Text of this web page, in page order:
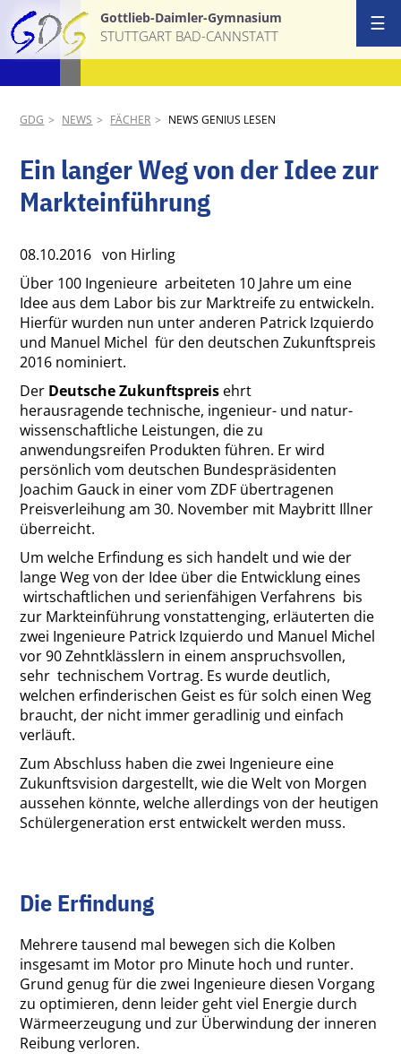
Gottlieb-Daimler-Gymnasium
STUTTGART BAD-CANNSTATT
GDG NEWS FÄCHER NEWS GENIUS LESEN
Ein langer Weg von der Idee zur
Markteinführung
08.10.2016 von Hirling
Über 100 Ingenieure arbeiteten 10 Jahre um eine
Idee aus dem Labor bis zur Marktreife zu entwickeln.
Hierfür wurden nun unter anderen Patrick Izquierdo
und Manuel Michel für den deutschen Zukunftspreis
2016 nominiert.
Der Deutsche Zukunftspreis ehrt
herausragende technische, ingenieur- und natur­
wissen­schaftliche Leistungen, die zu
anwendungsreifen Produkten führen. Er wird
persönlich vom deutschen Bundespräsidenten
Joachim Gauck in einer vom ZDF übertragenen
Preisverleihung am 30. November mit Maybritt Illner
überreicht.
Um welche Erfindung es sich handelt und wie der
lange Weg von der Idee über die Entwicklung eines
wirtschaftlichen und serienfähigen Verfahrens bis
zur Markteinführung vonstattenging, erläuterten die
zwei Ingenieure Patrick Izquierdo und Manuel Michel
vor 90 Zehntklässlern in einem anspruchsvollen,
sehr technischem Vortrag. Es wurde deutlich,
welchen erfinderischen Geist es für solch einen Weg
braucht, der nicht immer geradlinig und einfach
verläuft.
Zum Abschluss haben die zwei Ingenieure eine
Zukunftsvision dargestellt, wie die Welt von Morgen
aussehen könnte, welche allerdings von der heutigen
Schülergeneration erst entwickelt werden muss.
Die Erfindung
Mehrere tausend mal bewegen sich die Kolben
insgesamt im Motor pro Minute hoch und runter.
Grund genug für die zwei Ingenieure diesen Vorgang
zu optimieren, denn leider geht viel Energie durch
Wärmeerzeugung und zur Überwindung der inneren
Reibung verloren.
☰
Termine
News